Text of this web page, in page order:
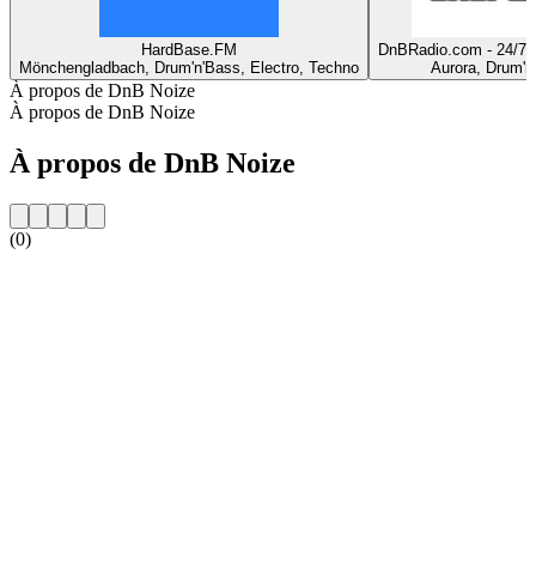
HardBase.FM
Mönchengladbach, Drum'n'Bass, Electro, Techno
DnBRadio.com - 24/7
Aurora,
À propos de DnB Noize
À propos de DnB Noize
À propos de DnB Noize
(0)